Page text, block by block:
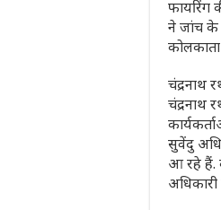
फायरिंग
ने जांच के
चंद्रनाथ
चंद्रनाथ
सुवेंदु
आ रहे हैं.